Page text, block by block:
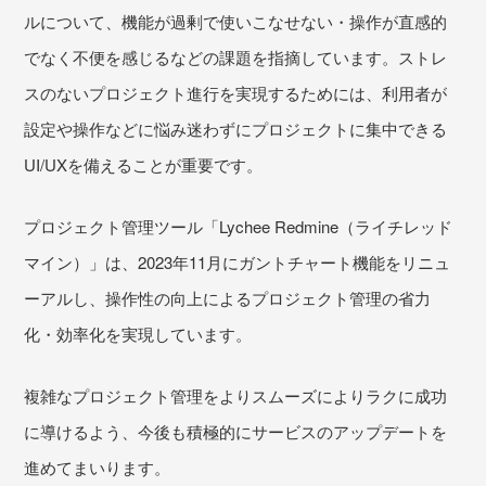
ルについて、機能が過剰で使いこなせない・操作が直感的
でなく不便を感じるなどの課題を指摘しています。ストレ
スのないプロジェクト進行を実現するためには、利用者が
設定や操作などに悩み迷わずにプロジェクトに集中できる
UI/UXを備えることが重要です。
プロジェクト管理ツール「Lychee Redmine（ライチレッド
マイン）」は、2023年11月にガントチャート機能をリニュ
ーアルし、操作性の向上によるプロジェクト管理の省力
化・効率化を実現しています。
複雑なプロジェクト管理をよりスムーズによりラクに成功
に導けるよう、今後も積極的にサービスのアップデートを
進めてまいります。